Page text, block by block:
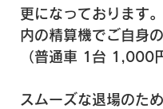
更になっております
内の精算機でご自身
（普通車 1台 1,000
スムーズな退場のため